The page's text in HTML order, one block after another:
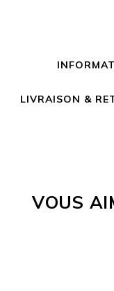
LIVRAISON &
VOUS